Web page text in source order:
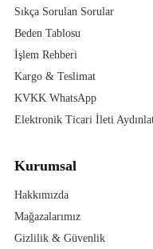
Sıkça Sorulan Sorular
Beden Tablosu
İşlem Rehberi
Kargo & Teslimat
KVKK WhatsApp
Elektronik Ticari İleti
Kurumsal
Hakkımızda
Mağazalarımız
Gizlilik & Güvenlik